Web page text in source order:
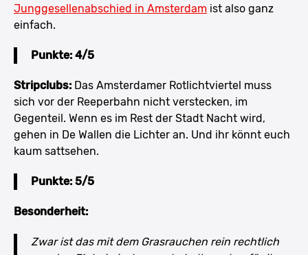
Junggesellenabschied in Amsterdam ist also ganz
einfach.
Punkte: 4/5
Stripclubs: Das Amsterdamer Rotlichtviertel muss
sich vor der Reeperbahn nicht verstecken, im
Gegenteil. Wenn es im Rest der Stadt Nacht wird,
gehen in De Wallen die Lichter an. Und ihr könnt euch
kaum sattsehen.
Punkte: 5/5
Besonderheit:
Zwar ist das mit dem Grasrauchen rein rechtlich